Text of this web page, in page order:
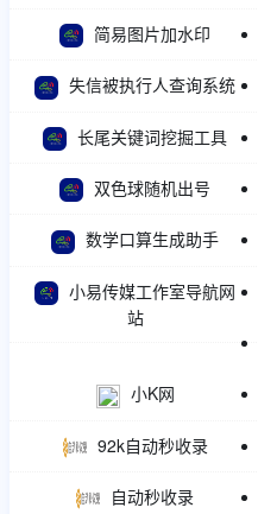
简易图片加水印
失信被执行人查询系统
长尾关键词挖掘工具
双色球随机出号
数学口算生成助手
小易传媒工作室导航网
站
小K网
92k自动秒收录
自动秒收录